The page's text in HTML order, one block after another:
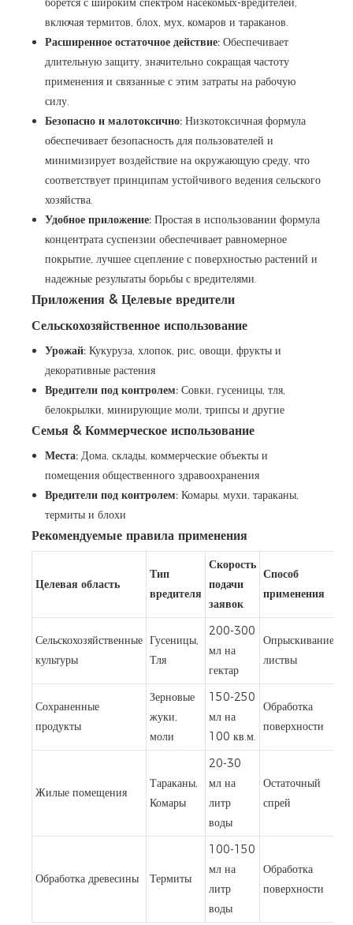
включая термитов, блох, мух, комаров и тараканов.
Расширенное остаточное действие: Обеспечивает
длительную защиту, значительно сокращая частоту
применения и связанные с этим затраты на рабочую
силу.
Безопасно и малотоксично: Низкотоксичная формула
обеспечивает безопасность для пользователей и
минимизирует воздействие на окружающую среду, что
соответствует принципам устойчивого ведения сельского
хозяйства.
Удобное приложение: Простая в использовании формула
концентрата суспензии обеспечивает равномерное
покрытие, лучшее сцепление с поверхностью растений и
надежные результаты борьбы с вредителями.
Приложения & Целевые вредители
Сельскохозяйственное использование
Урожай: Кукуруза, хлопок, рис, овощи, фрукты и
декоративные растения
Вредители под контролем: Совки, гусеницы, тля,
белокрылки, минирующие моли, трипсы и другие
Семья & Коммерческое использование
Места: Дома, склады, коммерческие объекты и
помещения общественного здравоохранения
Вредители под контролем: Комары, мухи, тараканы,
термиты и блохи
Рекомендуемые правила применения
Целевая область
Тип
вредителя
Скорость
подачи
заявок
Способ
применения
Сельскохозяйственные
культуры
Гусеницы,
Тля
200-300
мл на
гектар
Опрыскивание
листвы
Сохраненные
продукты
Зерновые
жуки,
моли
150-250
мл на
100 кв.м.
Обработка
поверхности
Жилые помещения
Тараканы,
Комары
20-30
мл на
литр
воды
Остаточный
спрей
Обработка древесины Термиты
100-150
мл на
литр
воды
Обработка
поверхности